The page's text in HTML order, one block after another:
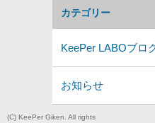
カテゴリー
KeePer LABOブロ
お知らせ
(C) KeePer Giken. All rights